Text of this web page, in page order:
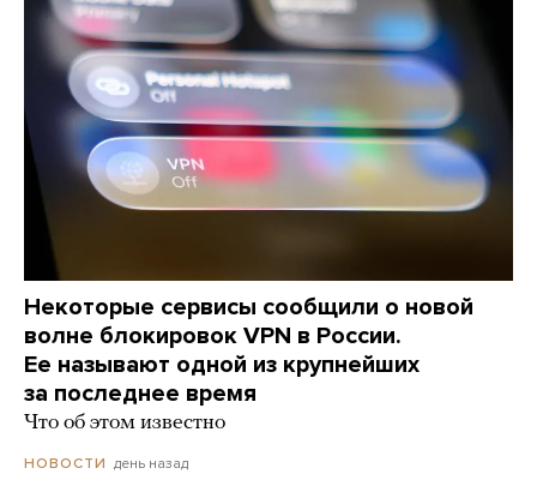
Некоторые сервисы сообщили о новой
волне блокировок VPN в России.
Ее называют одной из крупнейших
за последнее время
Что об этом известно
НОВОСТИ день назад